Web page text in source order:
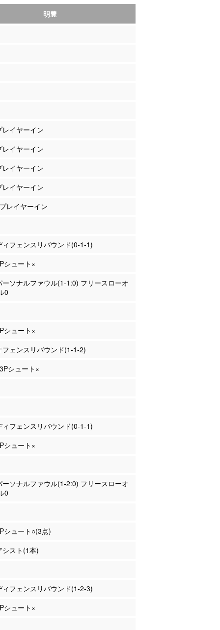
明豊
イヤーイン
イヤーイン
イヤーイン
イヤーイン
レイヤーイン
ィフェンスリバウンド(0-1-1)
シュート×
ーソナルファウル(1-1:0) フリースローオ
0
シュート×
フェンスリバウンド(1-1-2)
シュート×
ィフェンスリバウンド(0-1-1)
シュート×
ーソナルファウル(1-2:0) フリースローオ
0
シュート○(3点)
スト(1本)
ィフェンスリバウンド(1-2-3)
シュート×